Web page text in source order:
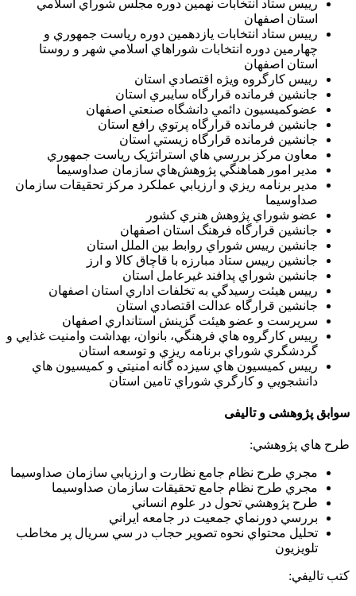
رييس ستاد انتخابات نهمين دوره مجلس شوراي اسلامي
استان اصفهان
رييس ستاد انتخابات يازدهمين دوره رياست جمهوري و
چهارمين دوره انتخابات شوراهاي اسلامي شهر و روستا
استان اصفهان
رييس كارگروه ويژه اقتصادي استان
جانشين فرمانده قرارگاه سايبري استان
عضوكميسيون دائمي دانشگاه صنعتي اصفهان
جانشين فرمانده قرارگاه پرتوي رافع استان
جانشين فرمانده قرارگاه زيستي استان
معاون مرکز بررسي هاي استراتژيک رياست جمهوري
مدير امور هماهنگي پژوهش‌هاي سازمان صداوسيما
مدير برنامه ريزي و ارزيابي عملکرد مرکز تحقيقات سازمان
صداوسيما
عضو شوراي پژوهش هنري کشور
جانشين قرارگاه فرهنگ استان اصفهان
جانشين رييس شوراي روابط‌ بين الملل استان
جانشين رييس ستاد مبارزه با قاچاق كالا و ارز
جانشين شوراي پدافند غيرعامل استان
رييس هيئت رسيدگي به تخلفات اداري استان اصفهان
جانشين قرارگاه عدالت اقتصادي استان
سرپرست و عضو هيئت گزينش استانداري اصفهان
رييس كارگروه هاي فرهنگي، بانوان، بهداشت وامنيت غذايي و
گردشگري شوراي برنامه ريزي و توسعه استان
رييس كميسيون هاي سيزده گانه امنيتي و كميسيون هاي
دانشجويي و كارگري شوراي تامين استان
سوابق پژوهشی و تالیفی
طرح هاي پژوهشي:
مجري طرح نظام جامع نظارت و ارزيابي سازمان صداوسيما
مجري طرح نظام جامع تحقيقات سازمان صداوسيما
طرح پژوهشي تحول در علوم انساني
بررسي دورنماي جمعيت در جامعه ايراني
تحليل محتواي نحوه تصوير حجاب در سي سريال پر مخاطب
تلويزيون
كتب تاليفي: